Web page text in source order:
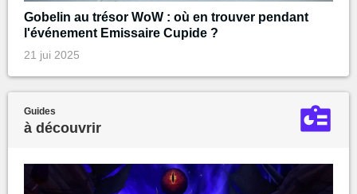
Gobelin au trésor WoW : où en trouver pendant
l'événement Emissaire Cupide ?
21 jui 2025
Guides
à découvrir